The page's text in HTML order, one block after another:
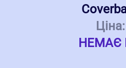
Ціна:
НЕМАЄ